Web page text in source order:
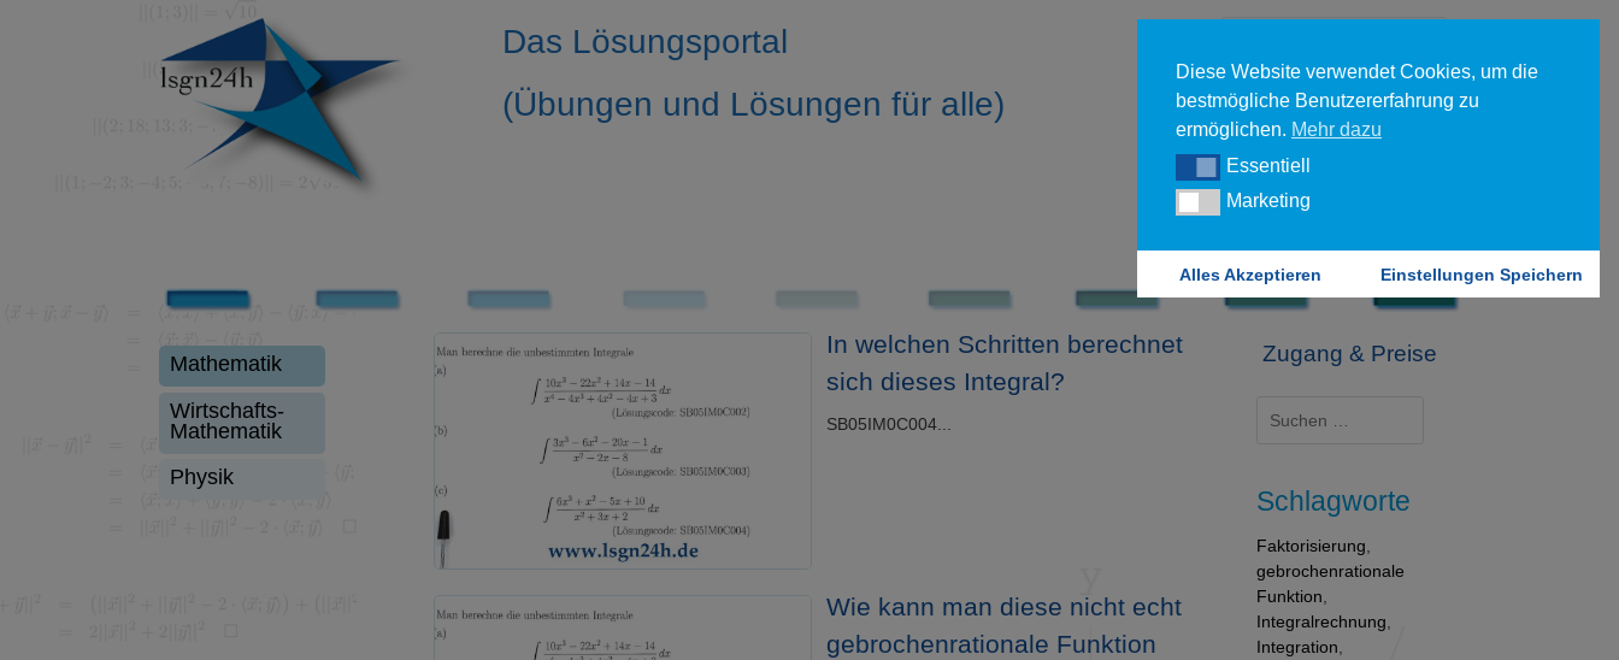
Das Lösungsportal
(Übungen und Lösungen für alle)
Forgot your password?
Mathematik
Wirtschafts-
Mathematik
Physik
In welchen Schritten berechnet
sich dieses Integral?
SB05IM0C004...
Wie kann man diese nicht echt
gebrochenrationale Funktion
Zugang & Preise
nach:
Schlagworte
Faktorisierung
gebrochenrationale
Funktion
Integralrechnung
Integration
Diese Website verwendet Cookies, um die
bestmögliche Benutzererfahrung zu
ermöglichen. Mehr dazu
EssentiellEssentiell
MarketingMarketing
Alles Akzeptieren Einstellungen Speichern